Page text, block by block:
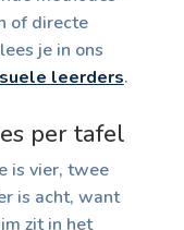
of directe
je in ons
leerders.
per tafel
is vier, twee
is acht, want
zit in het